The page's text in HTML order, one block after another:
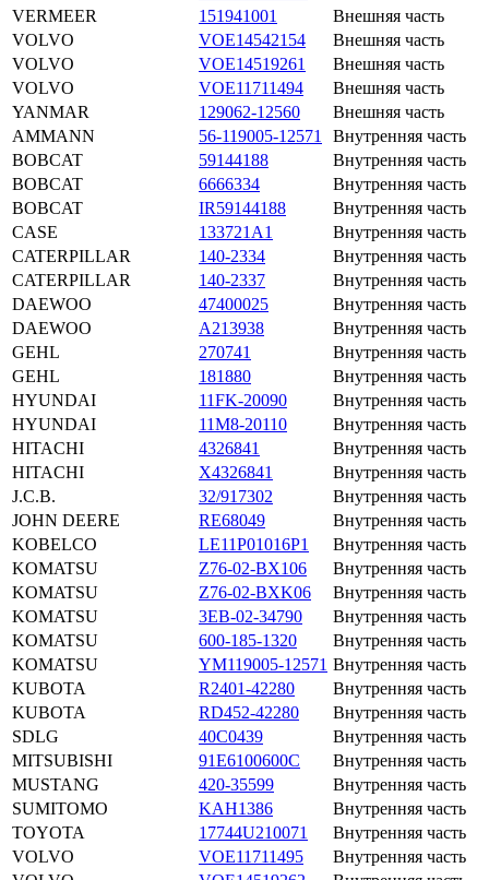
VERMEER
151941001
Внешняя часть
VOLVO
VOE14542154
Внешняя часть
VOLVO
VOE14519261
Внешняя часть
VOLVO
VOE11711494
Внешняя часть
YANMAR
129062-12560
Внешняя часть
AMMANN
56-119005-12571
Внутренняя часть
BOBCAT
59144188
Внутренняя часть
BOBCAT
6666334
Внутренняя часть
BOBCAT
IR59144188
Внутренняя часть
CASE
133721A1
Внутренняя часть
CATERPILLAR
140-2334
Внутренняя часть
CATERPILLAR
140-2337
Внутренняя часть
DAEWOO
47400025
Внутренняя часть
DAEWOO
A213938
Внутренняя часть
GEHL
270741
Внутренняя часть
GEHL
181880
Внутренняя часть
HYUNDAI
11FK-20090
Внутренняя часть
HYUNDAI
11M8-20110
Внутренняя часть
HITACHI
4326841
Внутренняя часть
HITACHI
X4326841
Внутренняя часть
J.C.B.
32/917302
Внутренняя часть
JOHN DEERE
RE68049
Внутренняя часть
KOBELCO
LE11P01016P1
Внутренняя часть
KOMATSU
Z76-02-BX106
Внутренняя часть
KOMATSU
Z76-02-BXK06
Внутренняя часть
KOMATSU
3EB-02-34790
Внутренняя часть
KOMATSU
600-185-1320
Внутренняя часть
KOMATSU
YM119005-12571 Внутренняя часть
KUBOTA
R2401-42280
Внутренняя часть
KUBOTA
RD452-42280
Внутренняя часть
SDLG
40C0439
Внутренняя часть
MITSUBISHI
91E6100600C
Внутренняя часть
MUSTANG
420-35599
Внутренняя часть
SUMITOMO
KAH1386
Внутренняя часть
TOYOTA
17744U210071
Внутренняя часть
VOLVO
VOE11711495
Внутренняя часть